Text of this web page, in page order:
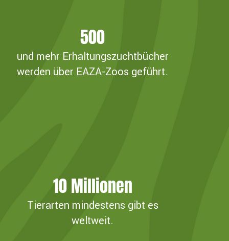
500
und mehr Erhaltungszuchtbücher
werden über EAZA-Zoos geführt.
10Millionen
Tierarten mindestens gibt es
weltweit.